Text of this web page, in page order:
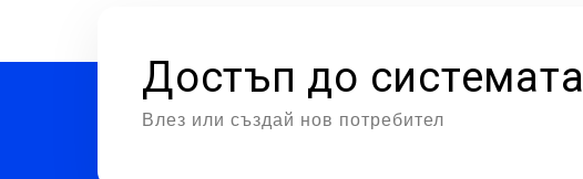
Достъп до системата
Влез или създай нов потребител